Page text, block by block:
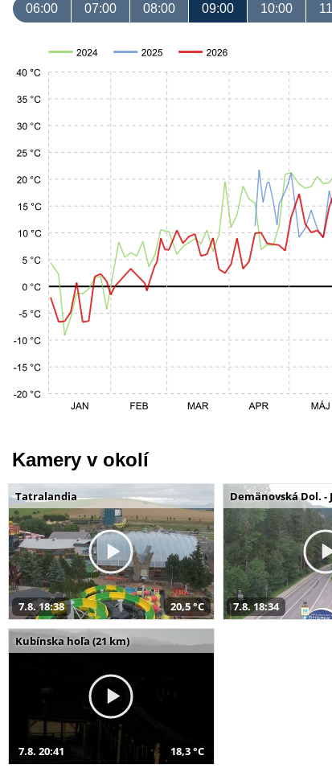
06:00 07:00 08:00 09:00 10:00
Kamery v okolí
Tatralandia
7.8. 18:38 20,5 °C
Demänovská Dol. -
7.8. 18:34
Kubínska hoľa (21 km)
7.8. 20:41 18,3 °C